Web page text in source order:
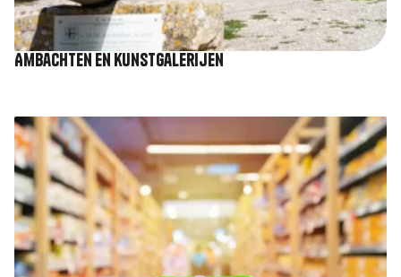
Ambachten en kunstgalerijen
Afbeelding